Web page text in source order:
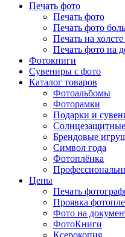
Печать фото
Печать фото
Печать фото
Печать на
Печать фото на
Фотокниги
Сувениры с фото
Каталог товаров
Фотоальбомы
Фоторамки
Подарки и
Брендовые
Символ года
Фотоплёнка
Цены
Печать
Проявка
Фото на
ФотоКниги
Ксерокопия